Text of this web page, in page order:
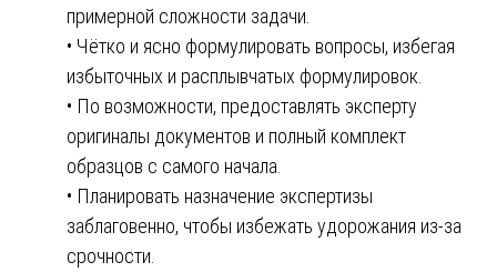
примерной сложности задачи.
• Чётко и ясно формулировать вопросы, избегая
избыточных и расплывчатых формулировок.
• По возможности, предоставлять эксперту
оригиналы документов и полный комплект
образцов с самого начала.
• Планировать назначение экспертизы
заблаговенно, чтобы избежать удорожания из-за
срочности.